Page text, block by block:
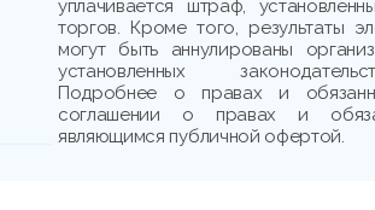
уплачивается штраф,
торгов. Кроме того, результаты
могут быть аннулированы
установленных
Подробнее о правах и
соглашении о правах и
являющимся публичной офертой.